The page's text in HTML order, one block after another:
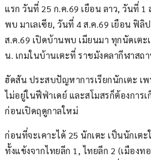
แรก วันที่ 25 ก.ค.69 เยือน ลาว, วันที่ 1
พบ มาเลเซีย, วันที่ 4 ส.ค.69 เยือน ฟิลิ
ส.ค.69 เปิดบ้านพบ เมียนมา ทุกนัดเตะ
น. เกมในบ้านเตะที่ ราชมังคลากีฬาสถ
ฮัดสัน ประสบปัญหาการเรียกนักเตะ เ
ไม่อยู่ในฟีฟ่าเดย์ และสโมสรก็ต้องการ
ก่อนเปิดฤดูกาลใหม่
ก่อนที่จะเคาะได้ 25 นักเตะ เป็นนักเต
ทั้งแข้งจากไทยลีก 1, ไทยลีก 2 (เมืองท